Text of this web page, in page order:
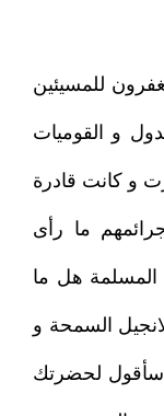
للمسيئين
و القوميات
و كانت قادرة
ما رأى
المسلمة هل ما
السمحة و
سأقول لحضرتك